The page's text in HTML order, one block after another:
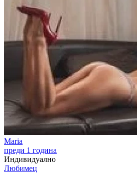
Maria
преди 1 година
Индивидуално
Любимец